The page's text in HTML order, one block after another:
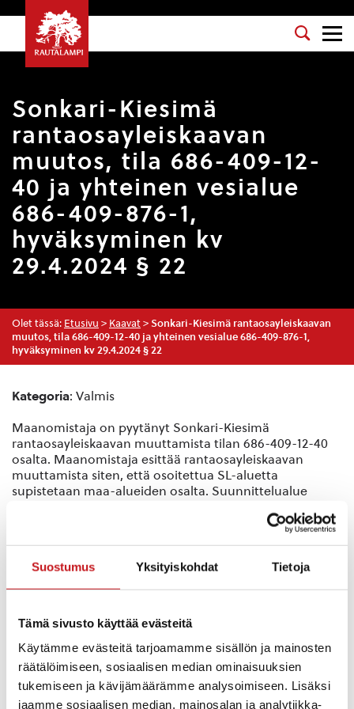
Suostumus Yksityiskohdat Tietoja
Tämä sivusto käyttää evästeitä
Käytämme evästeitä tarjoamamme sisällön ja mainosten
räätälöimiseen, sosiaalisen median ominaisuuksien
tukemiseen ja kävijämäärämme analysoimiseen. Lisäksi
jaamme sosiaalisen median, mainosalan ja analytiikka-
Sonkari-Kiesimä
rantaosayleiskaavan
muutos, tila 686-409-12-
40 ja yhteinen vesialue
686-409-876-1,
hyväksyminen kv
29.4.2024 § 22
Olet tässä: Etusivu > Kaavat > Sonkari-Kiesimä rantaosayleiskaavan
muutos, tila 686-409-12-40 ja yhteinen vesialue 686-409-876-1,
hyväksyminen kv 29.4.2024 § 22
Kategoria: Valmis
Maanomistaja on pyytänyt Sonkari-Kiesimä
rantaosayleiskaavan muuttamista tilan 686-409-12-40
osalta. Maanomistaja esittää rantaosayleiskaavan
muuttamista siten, että osoitettua SL-aluetta
supistetaan maa-alueiden osalta. Suunnittelualue
muutos koskee tilaa 686-409-12-40 ja yhteistä
FCG Finnish Consulting Group Oy
Timo Leskinen
PL 1199 (Microkatu 1), 70211 KUOPIO
puh. 040-5089680